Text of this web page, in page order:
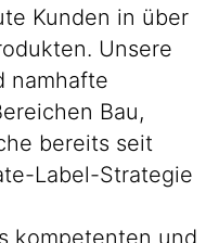
Kunden in über
Unsere
namhafte
Bau,
bereits seit
Label-Strategie
kompetenten und